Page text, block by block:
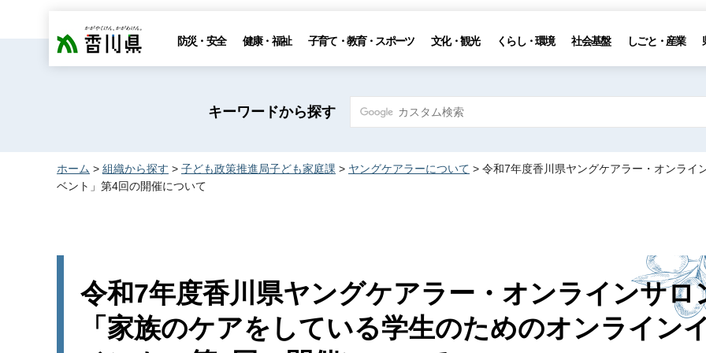
香川県 防災・安全 健康・福祉 子育て・教育・スポーツ 文化・観光 くらし・環境 社会基盤 しごと・産業
キーワードから探す
ホーム > 組織から探す > 子ども政策推進局子ども家庭課 > ヤングケアラーについて > 令和7年度香川県ヤングケアラー・オンライ
ベント」第4回の開催について
令和7年度香川県ヤングケアラー・オンラインサロ
「家族のケアをしている学生のためのオンライン